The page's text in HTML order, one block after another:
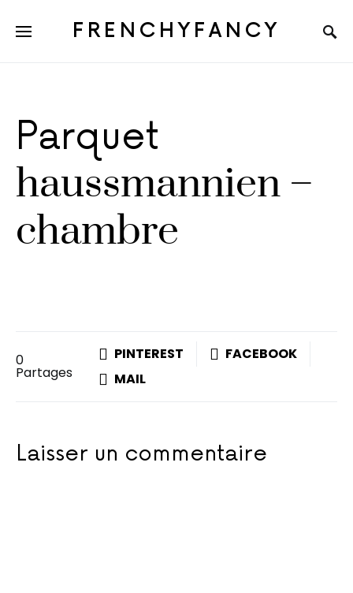
FRENCHYFANCY
Parquet
haussmannien –
chambre
0
Partages
PINTEREST
FACEBOOK
MAIL
Laisser un commentaire